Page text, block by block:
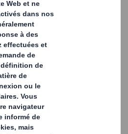
Toutes les
les
toutes les